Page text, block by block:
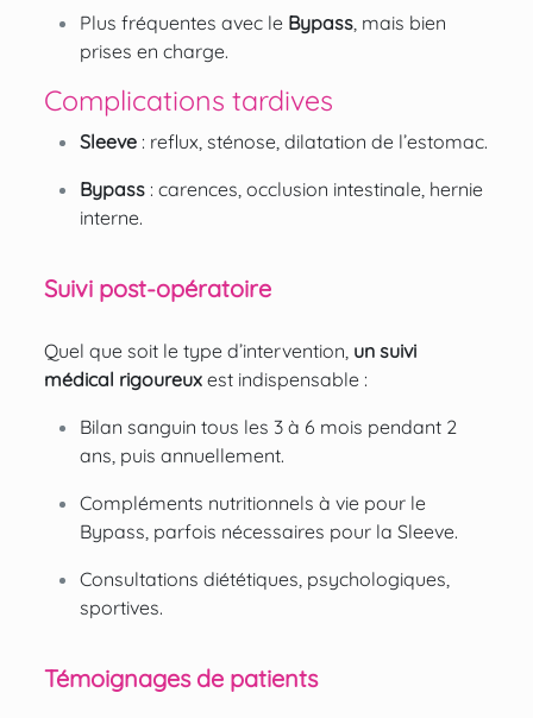
Plus fréquentes avec le Bypass, mais bien
prises en charge.
Complications tardives
Sleeve: reflux, sténose, dilatation de l’estomac.
Bypass: carences, occlusion intestinale, hernie
interne.
Suivi post-opératoire
Quel que soit le type d’intervention, un suivi
médical rigoureuxest indispensable :
Bilan sanguin tous les 3 à 6 mois pendant 2
ans, puis annuellement.
Compléments nutritionnels à vie pour le
Bypass, parfois nécessaires pour la Sleeve.
Consultations diététiques, psychologiques,
sportives.
Témoignages de patients